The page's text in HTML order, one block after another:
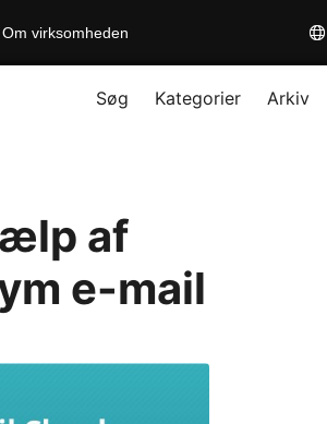
Om virksomheden
Søg Kategorier Arkiv
af
e-mail